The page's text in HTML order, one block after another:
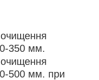
350 мм.
500 мм. при